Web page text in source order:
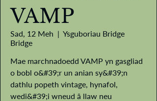
VAMP
Sad, 12 Meh
  |
Ysguboriau Bridge
Bridge
Mae marchnadoedd VAMP yn gasgliad
o bobl o&#39;r un anian sy&#39;n
dathlu popeth vintage, hynafol,
wedi&#39;i wneud â llaw neu